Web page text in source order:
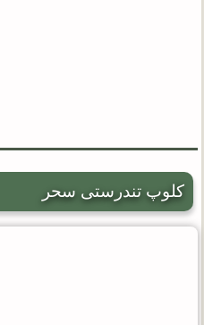
کلوپ تندرستی سحر